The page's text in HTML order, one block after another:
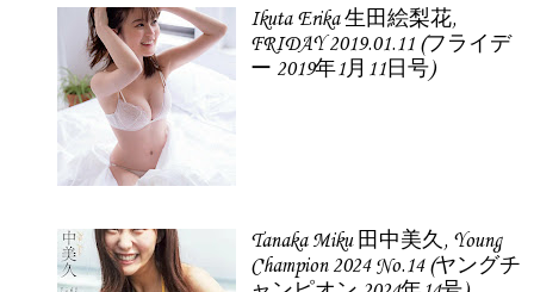
Ikuta Erika 生田絵梨花,
FRIDAY 2019.01.11 (フライデ
ー 2019年1月11日号)
Tanaka Miku 田中美久, Young
Champion 2024 No.14 (ヤングチ